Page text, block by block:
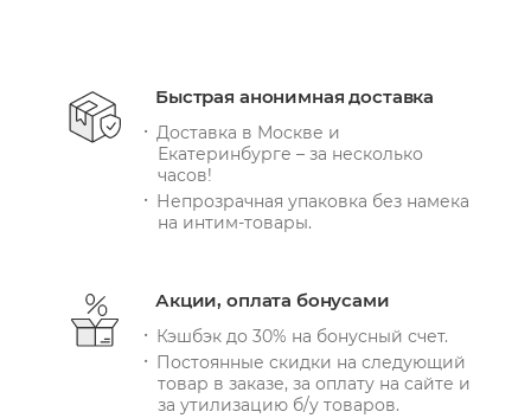
Быстрая анонимная доставка
Доставка в Москве и
Екатеринбурге – за несколько
часов!
Непрозрачная упаковка без намека
на интим-товары.
Акции, оплата бонусами
Кэшбэк до 30% на бонусный счет.
Постоянные скидки на следующий
товар в заказе, за оплату на сайте и
за утилизацию б/у товаров.